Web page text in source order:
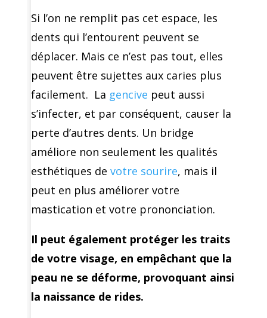
Si l’on ne remplit pas cet espace, les
dents qui l’entourent peuvent se
déplacer. Mais ce n’est pas tout, elles
peuvent être sujettes aux caries plus
facilement. La gencive peut aussi
s’infecter, et par conséquent, causer la
perte d’autres dents. Un bridge
améliore non seulement les qualités
esthétiques de votre sourire, mais il
peut en plus améliorer votre
mastication et votre prononciation.
Il peut également protéger les traits
de votre visage, en empêchant que la
peau ne se déforme, provoquant ainsi
la naissance de rides.